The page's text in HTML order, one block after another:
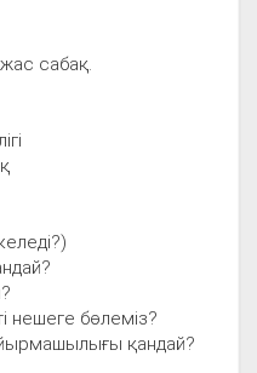
сабақ.
нешеге бөлеміз?
қандай?